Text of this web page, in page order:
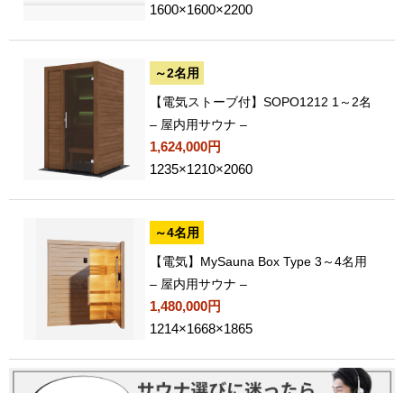
1600×1600×2200
～2名用
【電気ストーブ付】SOPO1212 1～2名
– 屋内用サウナ –
1,624,000円
1235×1210×2060
～4名用
【電気】MySauna Box Type 3～4名用
– 屋内用サウナ –
1,480,000円
1214×1668×1865